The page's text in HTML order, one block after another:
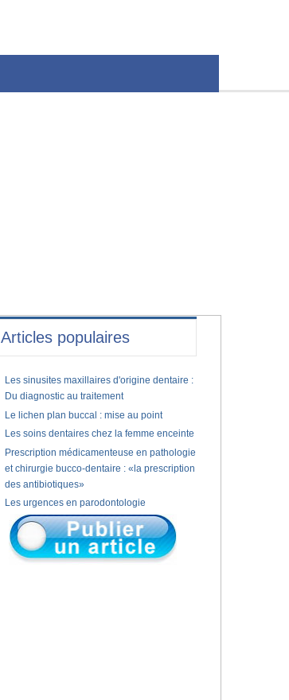
Articles populaires
Les sinusites maxillaires d'origine dentaire :
Du diagnostic au traitement
Le lichen plan buccal : mise au point
Les soins dentaires chez la femme enceinte
Prescription médicamenteuse en pathologie
et chirurgie bucco-dentaire : «la prescription
des antibiotiques»
Les urgences en parodontologie